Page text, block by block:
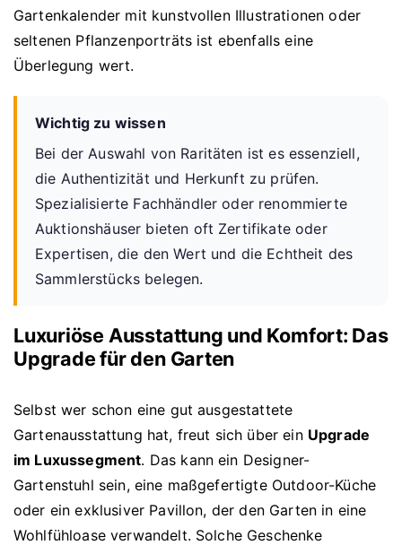
Gartenkalender mit kunstvollen Illustrationen oder
seltenen Pflanzenporträts ist ebenfalls eine
Überlegung wert.
Wichtig zu wissen
Bei der Auswahl von Raritäten ist es essenziell,
die Authentizität und Herkunft zu prüfen.
Spezialisierte Fachhändler oder renommierte
Auktionshäuser bieten oft Zertifikate oder
Expertisen, die den Wert und die Echtheit des
Sammlerstücks belegen.
Luxuriöse Ausstattung und Komfort: Das
Upgrade für den Garten
Selbst wer schon eine gut ausgestattete
Gartenausstattung hat, freut sich über ein Upgrade
im Luxussegment. Das kann ein Designer-
Gartenstuhl sein, eine maßgefertigte Outdoor-Küche
oder ein exklusiver Pavillon, der den Garten in eine
Wohlfühloase verwandelt. Solche Geschenke